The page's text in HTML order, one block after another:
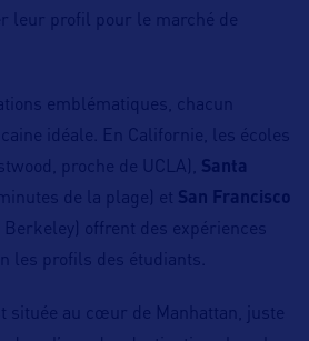
leur profil pour le marché de
emblématiques, chacun
idéale. En Californie, les écoles
proche de UCLA), Santa
de la plage) et San Francisco
offrent des expériences
les profils des étudiants.
située au cœur de Manhattan, juste